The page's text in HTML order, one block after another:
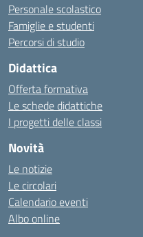
Personale scolastico
Famiglie e studenti
Percorsi di studio
Didattica
Offerta formativa
Le schede didattiche
I progetti delle classi
Novità
Le notizie
Le circolari
Calendario eventi
Albo online